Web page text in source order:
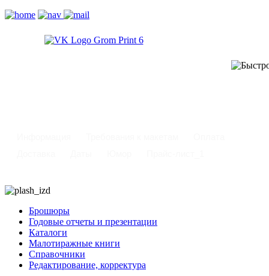
Брошюры
Годовые отчеты и презентации
Каталоги
Малотиражные книги
Справочники
Редактирование, корректура